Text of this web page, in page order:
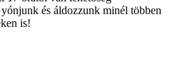
és áldozzunk minél többen
is!